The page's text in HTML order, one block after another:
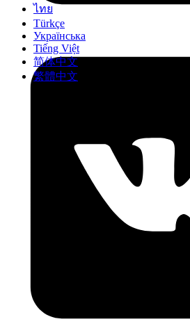
ไทย
Türkçe
Українська
Tiếng Việt
简体中文
繁體中文